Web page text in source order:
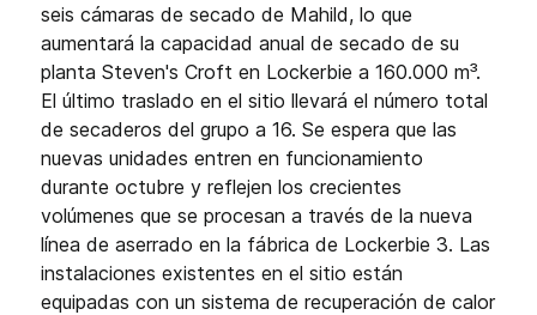
seis cámaras de secado de Mahild, lo que
aumentará la capacidad anual de secado de su
planta Steven's Croft en Lockerbie a 160.000 m³.
El último traslado en el sitio llevará el número total
de secaderos del grupo a 16. Se espera que las
nuevas unidades entren en funcionamiento
durante octubre y reflejen los crecientes
volúmenes que se procesan a través de la nueva
línea de aserrado en la fábrica de Lockerbie 3. Las
instalaciones existentes en el sitio están
equipadas con un sistema de recuperación de calor